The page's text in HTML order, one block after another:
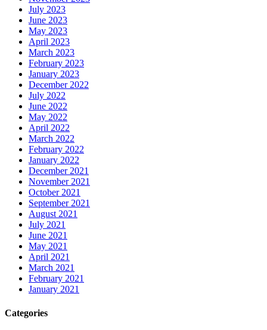
July 2023
June 2023
May 2023
April 2023
March 2023
February 2023
January 2023
December 2022
July 2022
June 2022
May 2022
April 2022
March 2022
February 2022
January 2022
December 2021
November 2021
October 2021
September 2021
August 2021
July 2021
June 2021
May 2021
April 2021
March 2021
February 2021
January 2021
Categories